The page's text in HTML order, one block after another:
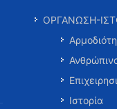
ΟΡΓΑΝΩΣΗ-
Ιστορία